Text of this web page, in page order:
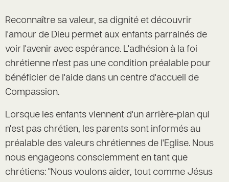
Reconnaître sa valeur, sa dignité et découvrir
l'amour de Dieu permet aux enfants parrainés de
voir l'avenir avec espérance. L'adhésion à la foi
chrétienne n'est pas une condition préalable pour
bénéficier de l'aide dans un centre d'accueil de
Compassion.
Lorsque les enfants viennent d'un arrière-plan qui
n'est pas chrétien, les parents sont informés au
préalable des valeurs chrétiennes de l'Eglise. Nous
nous engageons consciemment en tant que
chrétiens: "Nous voulons aider, tout comme Jésus